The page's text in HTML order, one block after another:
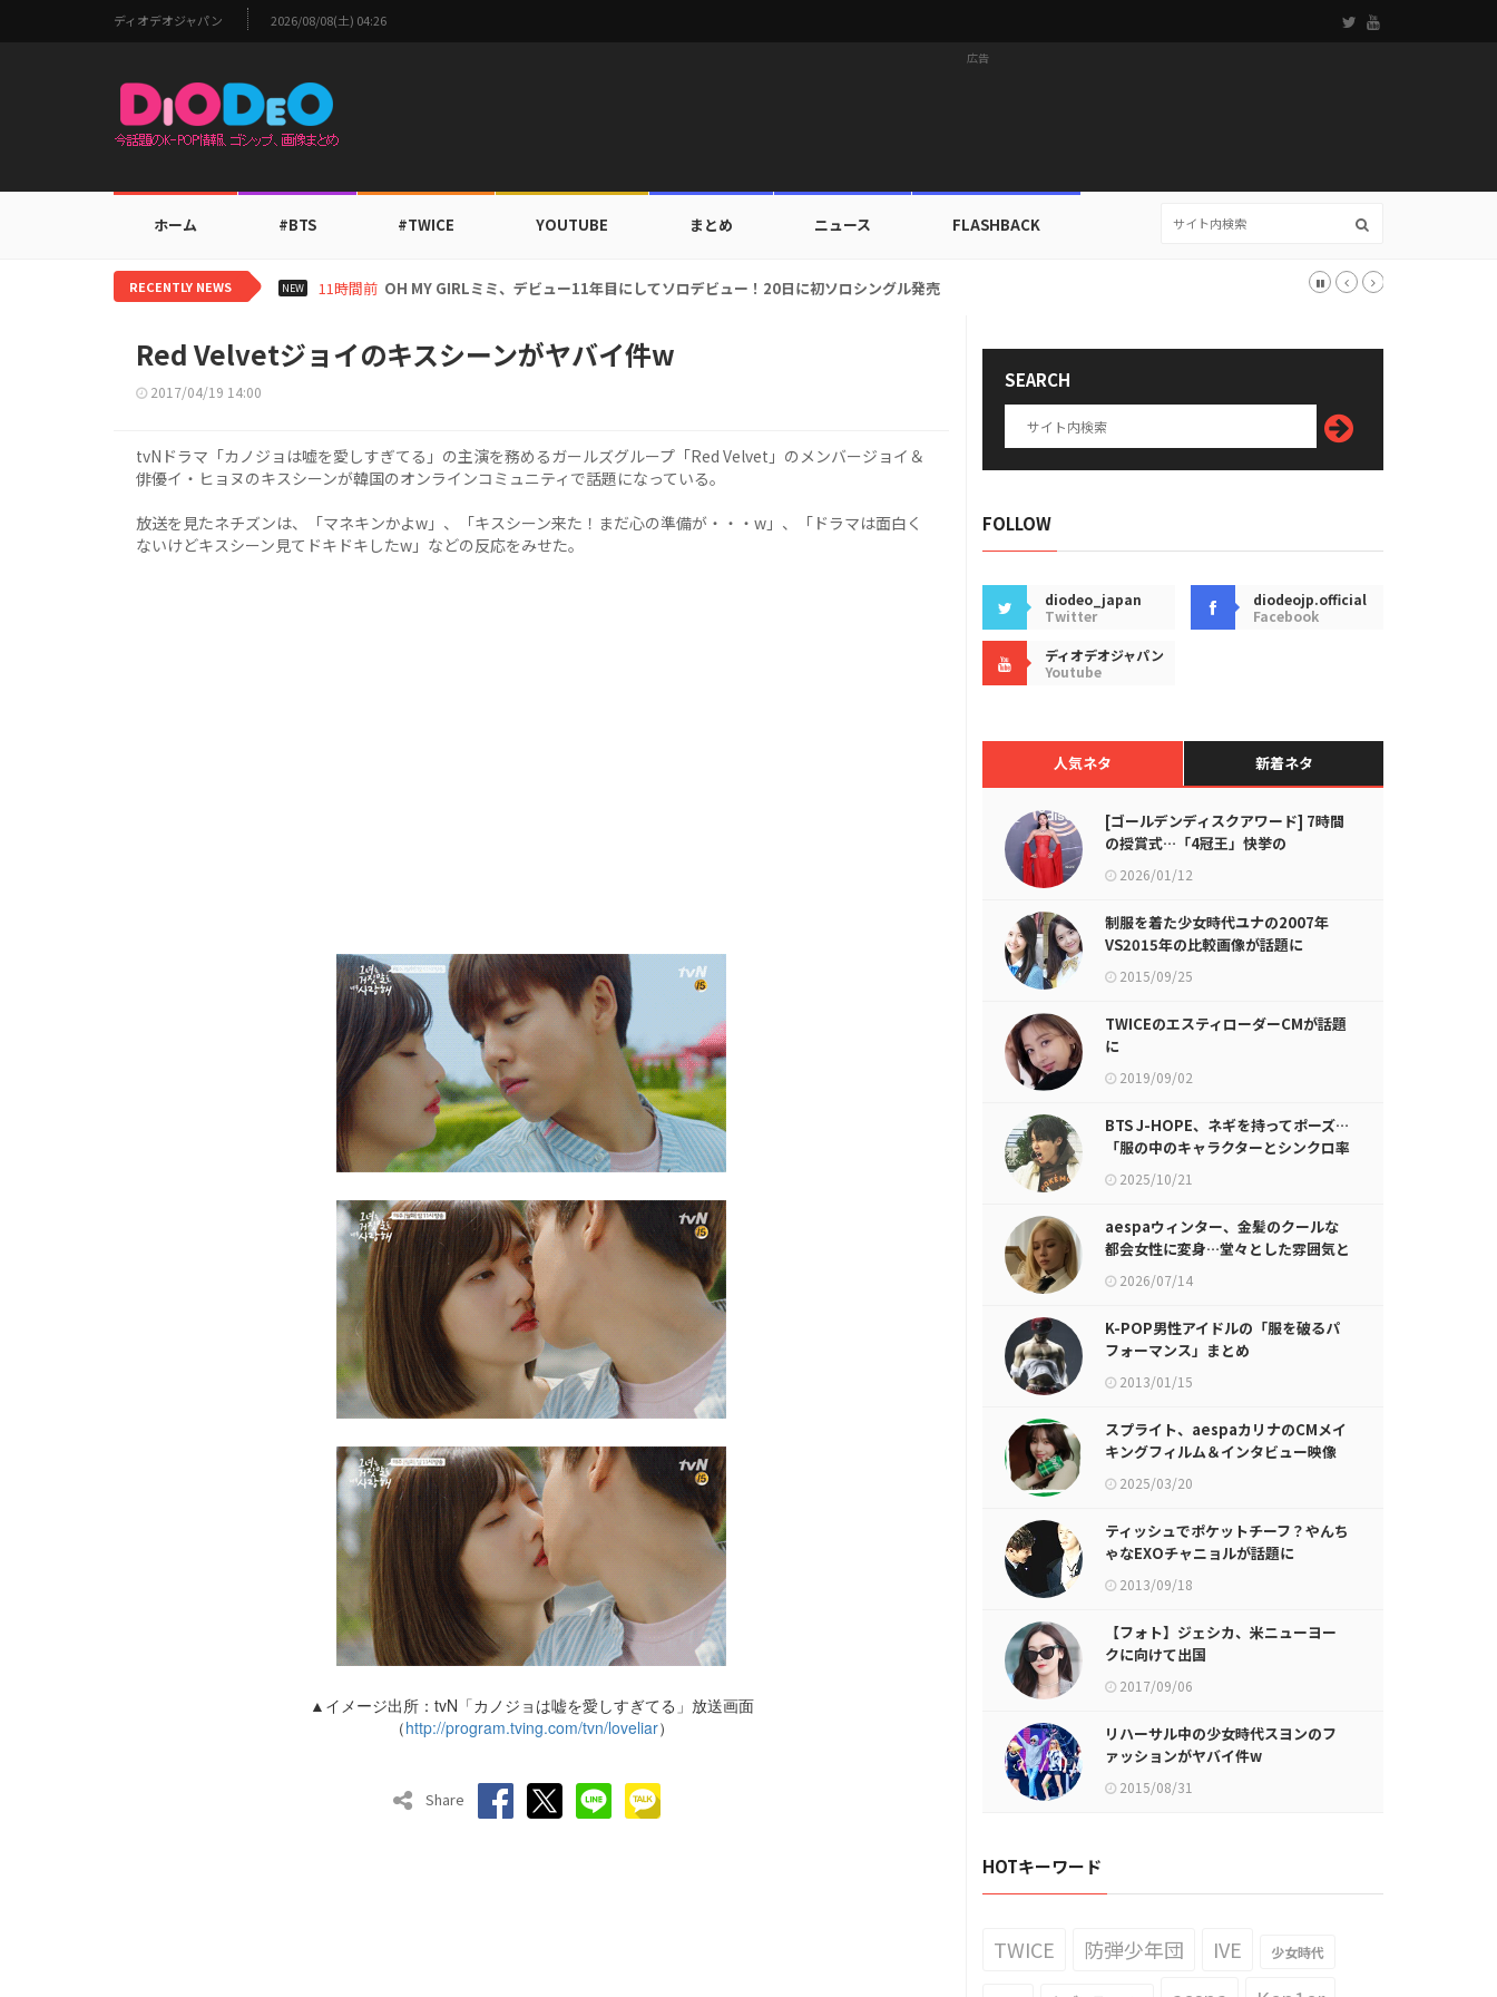
ディオデオジャパン 2026/08/08(土) 04:26
広告
ホーム #BTS #TWICE YOUTUBE まとめ ニュース FLASHBACK
RECENTLY NEWS NEW 13時間前 BTS V、ワールドカップ出入証を公開…証明写真でも完璧なビジュアル！
Red Velvetジョイのキスシーンがヤバイ件w
2017/04/19 14:00
tvNドラマ「カノジョは嘘を愛しすぎてる」の主演を務めるガールズグループ「Red Velvet」のメンバージョイ＆
俳優イ・ヒョヌのキスシーンが韓国のオンラインコミュニティで話題になっている。
放送を見たネチズンは、「マネキンかよw」、「キスシーン来た！まだ心の準備が・・・w」、「ドラマは面白く
ないけどキスシーン見てドキドキしたw」などの反応をみせた。
▲イメージ出所：tvN「カノジョは嘘を愛しすぎてる」放送画面
（http://program.tving.com/tvn/loveliar）
Share
SEARCH
FOLLOW
diodeo_japan
Twitter
diodeojp.official
Facebook
ディオデオジャパン
Youtube
人気ネタ 新着ネタ
[ゴールデンディスクアワード] 7時間
の授賞式…「4冠王」快挙の
BLACKPINKジェニーからStray
Kids、G-DRAGON大賞受賞の栄誉
2026/01/12
制服を着た少女時代ユナの2007年
VS2015年の比較画像が話題に
2015/09/25
TWICEのエスティローダーCMが話題
に
2019/09/02
BTS J-HOPE、ネギを持ってポーズ…
「服の中のキャラクターとシンクロ率
100％」
2025/10/21
aespaウィンター、金髪のクールな
都会女性に変身…堂々とした雰囲気と
美貌を披露
2026/07/14
K-POP男性アイドルの「服を破るパ
フォーマンス」まとめ
2013/01/15
スプライト、aespaカリナのCMメイ
キングフィルム＆インタビュー映像
公開！
2025/03/20
ティッシュでポケットチーフ？やんち
ゃなEXOチャニョルが話題に
2013/09/18
【フォト】ジェシカ、米ニューヨー
クに向けて出国
2017/09/06
リハーサル中の少女時代スヨンのフ
ァッションがヤバイ件w
2015/08/31
HOTキーワード
TWICE 防弾少年団 IVE 少女時代